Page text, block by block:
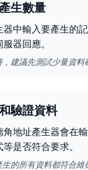
生數量
中輸入要產生的
器回應。
建議先測試少量資料
驗證資料
角地址產生器會在
是否符合要求。
的所有資料都符合維